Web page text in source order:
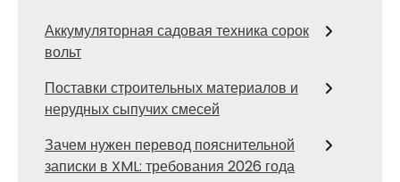
Аккумуляторная садовая техника сорок
вольт
Поставки строительных материалов и
нерудных сыпучих смесей
Зачем нужен перевод пояснительной
записки в XML: требования 2026 года